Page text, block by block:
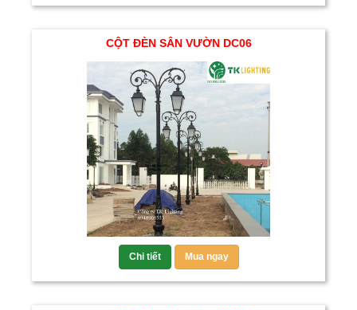
CỘT ĐÈN SÂN VƯỜN DC06
Chi tiết Mua ngay